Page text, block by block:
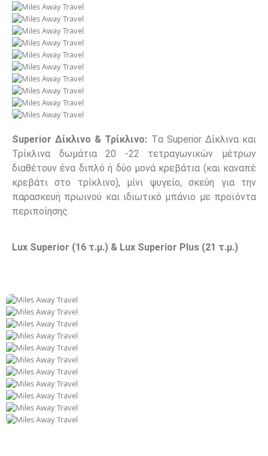
Superior Δίκλινο & Τρίκλινο: Tα Superior Δίκλινα και
Τρίκλινα δωμάτια 20 -22 τετραγωνικών μέτρων
διαθέτουν ένα διπλό ή δύο μονά κρεβάτια (και καναπέ
κρεβάτι στο τρίκλινο), μίνι ψυγείο, σκεύη για την
παρασκευή πρωινού και ιδιωτικό μπάνιο με προϊόντα
περιποίησης.
Lux Superior (16 τ.μ.) & Lux Superior Plus (21 τ.μ.)